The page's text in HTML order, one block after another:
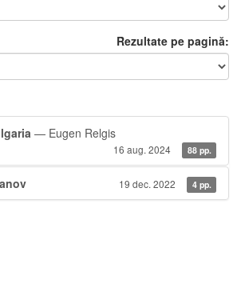
Rezultate pe pagină:
— Eugen Relgis
16 aug. 2024 88 pp.
19 dec. 2022 4 pp.